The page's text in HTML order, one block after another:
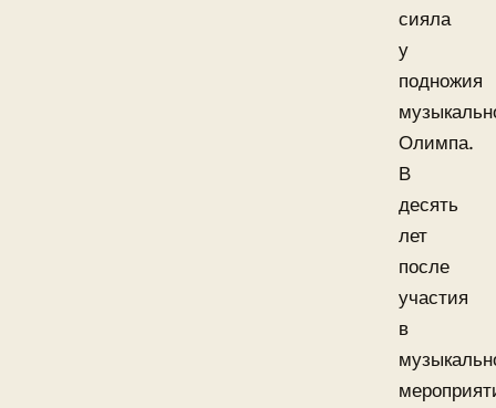
сияла
у
подножия
Олимпа.
В
десять
лет
после
участия
в